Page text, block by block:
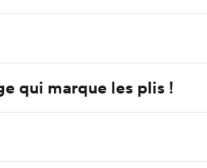
qui marque les plis !